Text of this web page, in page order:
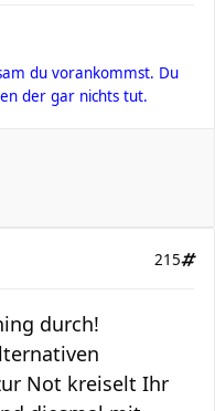
du vorankommst. Du
der gar nichts tut.
215
durch!
Not kreiselt Ihr